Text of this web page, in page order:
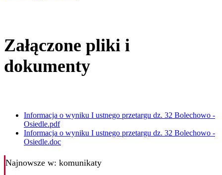
Załączone pliki i
dokumenty
Informacja o wyniku I ustnego przetargu dz. 32 Bolechowo -
Osiedle.pdf
Informacja o wyniku I ustnego przetargu dz. 32 Bolechowo -
Osiedle.doc
Najnowsze w: komunikaty